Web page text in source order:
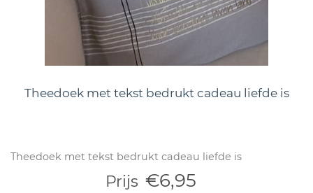
Theedoek met tekst bedrukt cadeau liefde is
Theedoek met tekst bedrukt cadeau liefde is
Prijs €6,95